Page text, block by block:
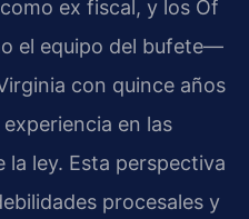
ex fiscal, y los Of
el equipo del bufete—
con quince años
en las
ley. Esta perspectiva
procesales y